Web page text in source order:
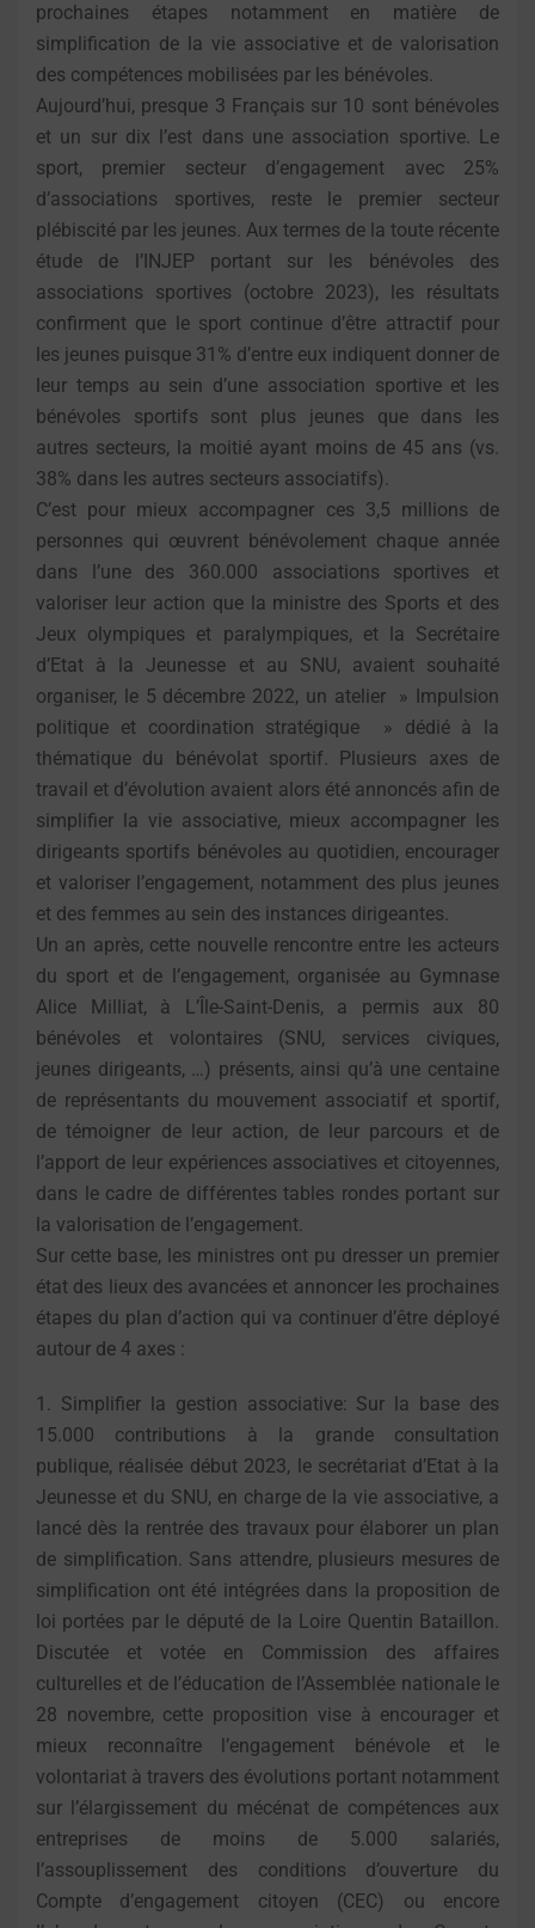
prochaines étapes notamment en matière de
simplification de la vie associative et de valorisation
des compétences mobilisées par les bénévoles.
Aujourd’hui, presque 3 Français sur 10 sont bénévoles
et un sur dix l’est dans une association sportive. Le
sport, premier secteur d’engagement avec 25%
d’associations sportives, reste le premier secteur
plébiscité par les jeunes. Aux termes de la toute récente
étude de l’INJEP portant sur les bénévoles des
associations sportives (octobre 2023), les résultats
confirment que le sport continue d’être attractif pour
les jeunes puisque 31% d’entre eux indiquent donner de
leur temps au sein d’une association sportive et les
bénévoles sportifs sont plus jeunes que dans les
autres secteurs, la moitié ayant moins de 45 ans (vs.
38% dans les autres secteurs associatifs).
C’est pour mieux accompagner ces 3,5 millions de
personnes qui œuvrent bénévolement chaque année
dans l’une des 360.000 associations sportives et
valoriser leur action que la ministre des Sports et des
Jeux olympiques et paralympiques, et la Secrétaire
d’Etat à la Jeunesse et au SNU, avaient souhaité
organiser, le 5 décembre 2022, un atelier » Impulsion
politique et coordination stratégique » dédié à la
thématique du bénévolat sportif. Plusieurs axes de
travail et d’évolution avaient alors été annoncés afin de
simplifier la vie associative, mieux accompagner les
dirigeants sportifs bénévoles au quotidien, encourager
et valoriser l’engagement, notamment des plus jeunes
et des femmes au sein des instances dirigeantes.
Un an après, cette nouvelle rencontre entre les acteurs
du sport et de l’engagement, organisée au Gymnase
Alice Milliat, à L’Île-Saint-Denis, a permis aux 80
bénévoles et volontaires (SNU, services civiques,
jeunes dirigeants, …) présents, ainsi qu’à une centaine
de représentants du mouvement associatif et sportif,
de témoigner de leur action, de leur parcours et de
l’apport de leur expériences associatives et citoyennes,
dans le cadre de différentes tables rondes portant sur
la valorisation de l’engagement.
Sur cette base, les ministres ont pu dresser un premier
état des lieux des avancées et annoncer les prochaines
étapes du plan d’action qui va continuer d’être déployé
autour de 4 axes :
1. Simplifier la gestion associative: Sur la base des
15.000 contributions à la grande consultation
publique, réalisée début 2023, le secrétariat d’Etat à la
Jeunesse et du SNU, en charge de la vie associative, a
lancé dès la rentrée des travaux pour élaborer un plan
de simplification. Sans attendre, plusieurs mesures de
simplification ont été intégrées dans la proposition de
loi portées par le député de la Loire Quentin Bataillon.
Discutée et votée en Commission des affaires
culturelles et de l’éducation de l’Assemblée nationale le
28 novembre, cette proposition vise à encourager et
mieux reconnaître l’engagement bénévole et le
volontariat à travers des évolutions portant notamment
sur l’élargissement du mécénat de compétences aux
entreprises de moins de 5.000 salariés,
l’assouplissement des conditions d’ouverture du
Compte d’engagement citoyen (CEC) ou encore